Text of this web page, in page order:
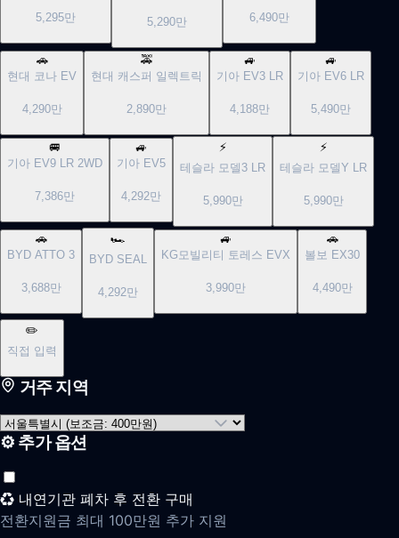
5,295만 5,290만 6,490만
🚗
현대 코나 EV
4,290만
🚕
현대 캐스퍼 일렉트릭
2,890만
🚙
기아 EV3 LR
4,188만
🚙
기아 EV6 LR
5,490만
🚐
기아 EV9 LR 2WD
7,386만
🚙
기아 EV5
4,292만
⚡
테슬라 모델3 LR
5,990만
⚡
테슬라 모델Y LR
5,990만
🚗
BYD ATTO 3
3,688만
🏎️
BYD SEAL
4,292만
🚙
KG모빌리티 토레스 EVX
3,990만
🚗
볼보 EX30
4,490만
✏️
직접 입력
거주 지역
⚙️ 추가 옵션
♻️ 내연기관 폐차 후 전환 구매
전환지원금 최대 100만원 추가 지원